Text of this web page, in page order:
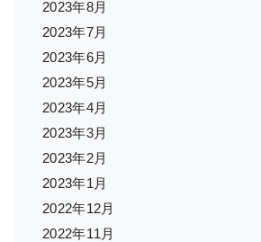
2023年8月
2023年7月
2023年6月
2023年5月
2023年4月
2023年3月
2023年2月
2023年1月
2022年12月
2022年11月